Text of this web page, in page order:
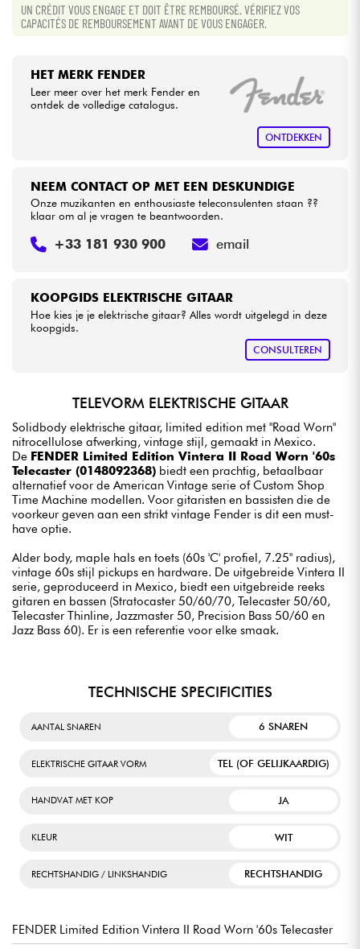
Bekijk onze merken
UN CRÉDIT VOUS ENGAGE ET DOIT ÊTRE REMBOURSÉ. VÉRIFIEZ VOS
CAPACITÉS DE REMBOURSEMENT AVANT DE VOUS ENGAGER.
HET MERK FENDER
Leer meer over het merk Fender en
ontdek de volledige catalogus.
ONTDEKKEN
KOOPGIDS ELEKTRISCHE GITAAR
Hoe kies je je elektrische gitaar? Alles wordt uitgelegd in deze
koopgids.
CONSULTEREN
NEEM CONTACT OP MET EEN DESKUNDIGE
Onze muzikanten en enthousiaste teleconsulenten staan ??
klaar om al je vragen te beantwoorden.
+33 181 930 900 email
TELEVORM ELEKTRISCHE GITAAR
Solidbody elektrische gitaar, limited edition met "Road Worn"
nitrocellulose afwerking, vintage stijl, gemaakt in Mexico.
De FENDER Limited Edition Vintera II Road Worn '60s
Telecaster (0148092368) biedt een prachtig, betaalbaar
alternatief voor de American Vintage serie of Custom Shop
Time Machine modellen. Voor gitaristen en bassisten die de
voorkeur geven aan een strikt vintage Fender is dit een must-
have optie.
Alder body, maple hals en toets (60s 'C' profiel, 7.25" radius),
vintage 60s stijl pickups en hardware. De uitgebreide Vintera II
serie, geproduceerd in Mexico, biedt een uitgebreide reeks
gitaren en bassen (Stratocaster 50/60/70, Telecaster 50/60,
Telecaster Thinline, Jazzmaster 50, Precision Bass 50/60 en
Jazz Bass 60). Er is een referentie voor elke smaak.
TECHNISCHE SPECIFICITIES
AANTAL SNAREN 6 SNAREN
ELEKTRISCHE GITAAR VORM TEL (OF GELIJKAARDIG)
HANDVAT MET KOP JA
KLEUR WIT
RECHTSHANDIG / LINKSHANDIG RECHTSHANDIG
FENDER Limited Edition Vintera II Road Worn '60s Telecaster